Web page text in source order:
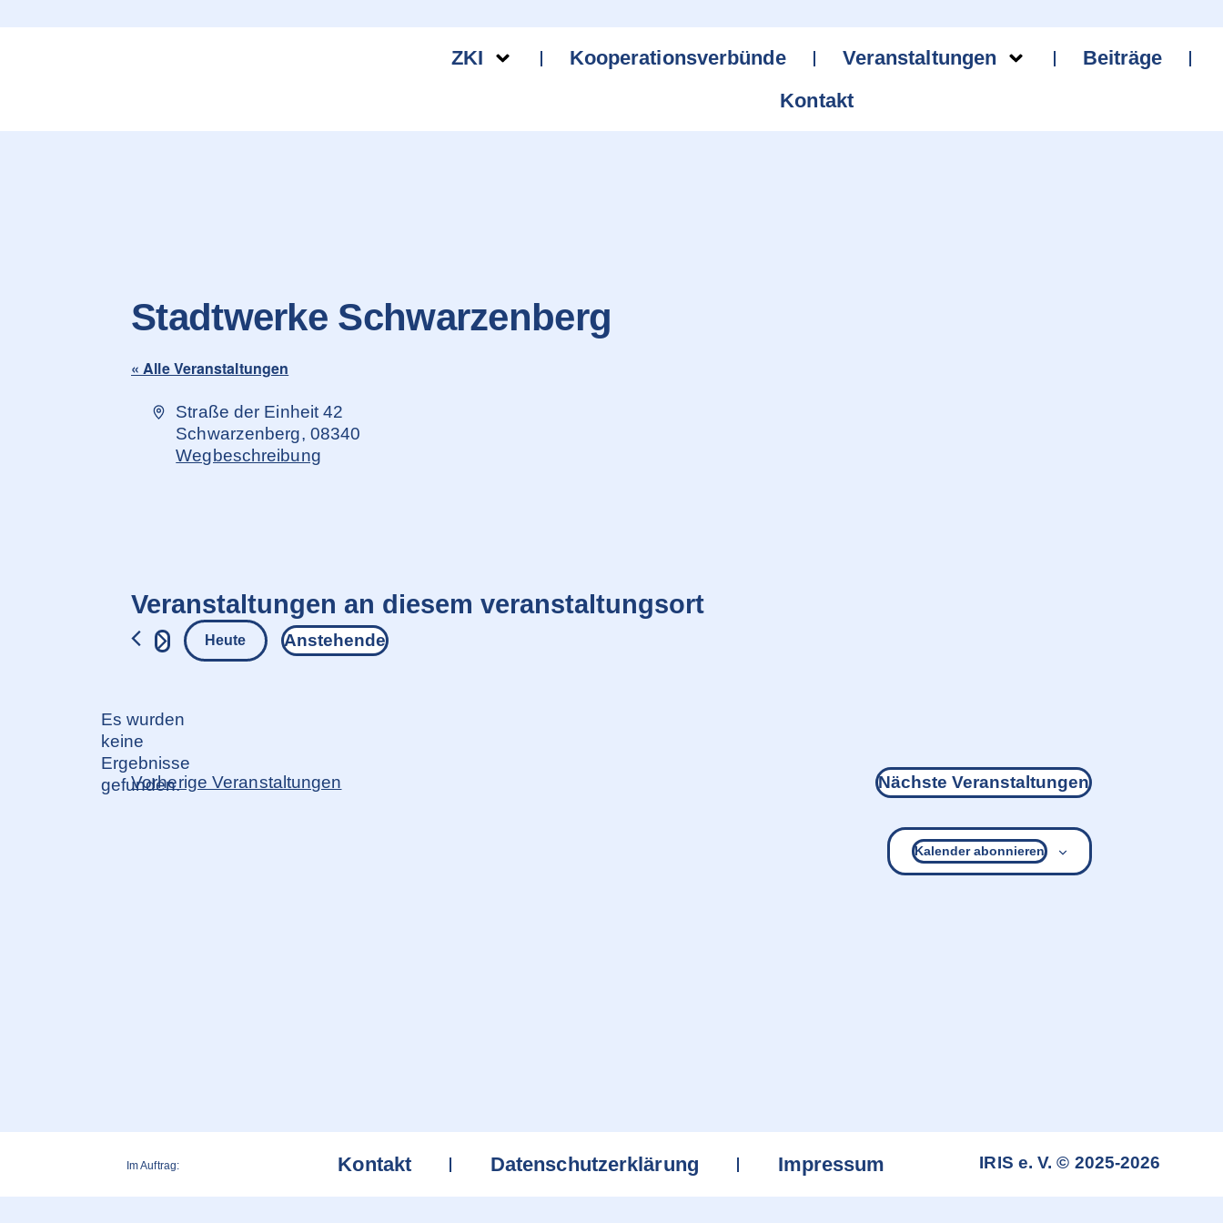
ZKI Kooperationsverbünde Veranstaltungen
Beiträge
Kontakt
Stadtwerke Schwarzenberg
« Alle Veranstaltungen
Adresse
Straße der Einheit 42
Schwarzenberg, 08340
Wegbeschreibung
Veranstaltungen an diesem veranstaltungsort
Hinweis
Es wurden
keine
Ergebnisse
gefunden.
Heute
Anstehende
Vorherige Veranstaltungen Nächste Veranstaltungen
Kalender abonnieren
Im Auftrag: Kontakt Datenschutzerklärung Impressum IRIS e. V. © 2025-2026